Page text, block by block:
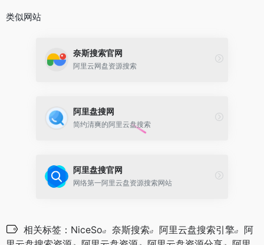
类似网站
奈斯搜索官网
阿里云网盘资源搜索
阿里盘搜网
简约清爽的阿里云盘搜索
阿里盘搜官网
网络第一阿里云盘资源搜索网站
相关标签： NiceSo 奈斯搜索 阿里云盘搜索引擎
阿